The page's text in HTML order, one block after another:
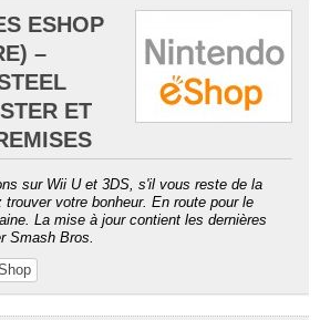
ESHOP
–
ET
sur Wii U et 3DS, s'il vous reste de la
votre bonheur. En route pour le
La mise à jour contient les dernières
Smash Bros.